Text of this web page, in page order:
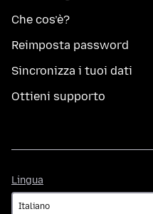
Che cos’è?
Reimposta password
Sincronizza i tuoi dati
Ottieni supporto
Lingua